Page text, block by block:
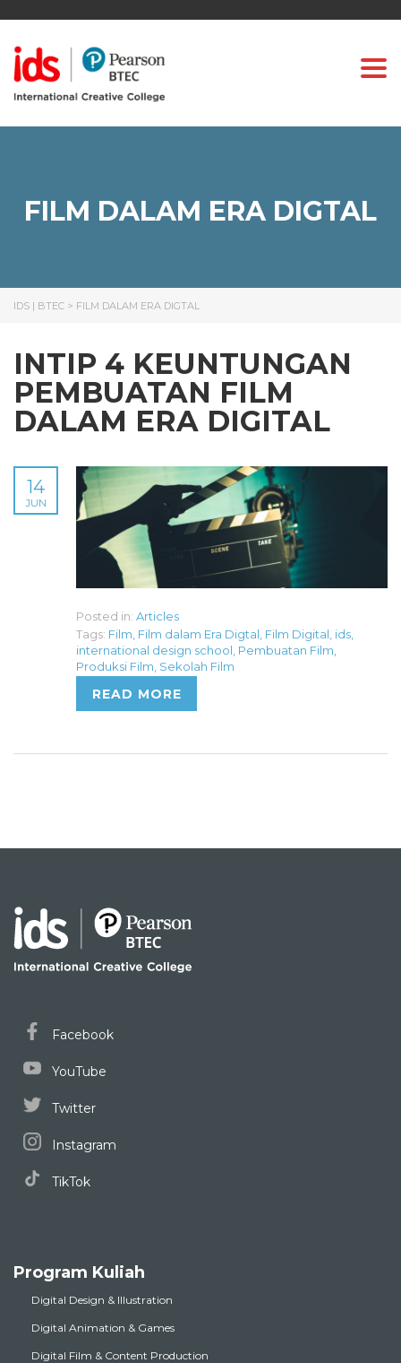
FILM DALAM ERA DIGTAL
IDS | BTEC > FILM DALAM ERA DIGTAL
INTIP 4 KEUNTUNGAN
PEMBUATAN FILM
DALAM ERA DIGITAL
14
JUN
Posted in: Articles
Tags: Film Film dalam Era Digtal Film Digital ids
international design school Pembuatan Film
Produksi Film Sekolah Film
READ MORE
Facebook
YouTube
Twitter
Instagram
TikTok
Program Kuliah
Digital Design & Illustration
Digital Animation & Games
Digital Film & Content Production